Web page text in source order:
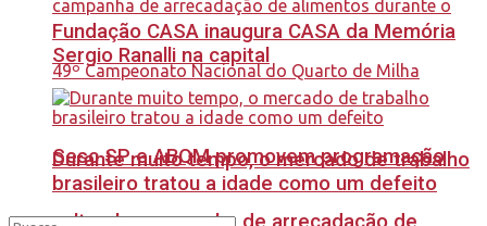
Sesc SP e ABQM promovem programação
Fundação CASA inaugura CASA da Memória
Sergio Ranalli na capital
Durante muito tempo, o mercado de trabalho
brasileiro tratou a idade como um defeito